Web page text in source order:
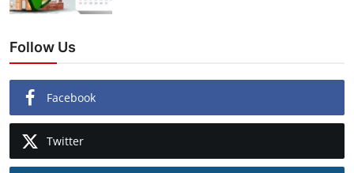
Follow Us
Facebook
Twitter